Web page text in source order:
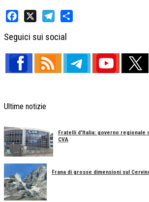
Seguici sui social
Ultime notizie
Fratelli d'Italia: governo regionale
CVA
Frana di grosse dimensioni sul